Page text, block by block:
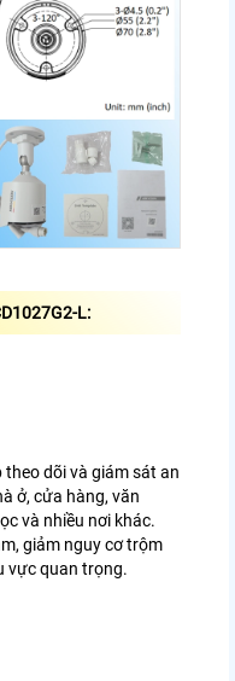
L:
theo dõi và giám sát an
ở, cửa hàng, văn
và nhiều nơi khác.
giảm nguy cơ trộm
vực quan trọng.